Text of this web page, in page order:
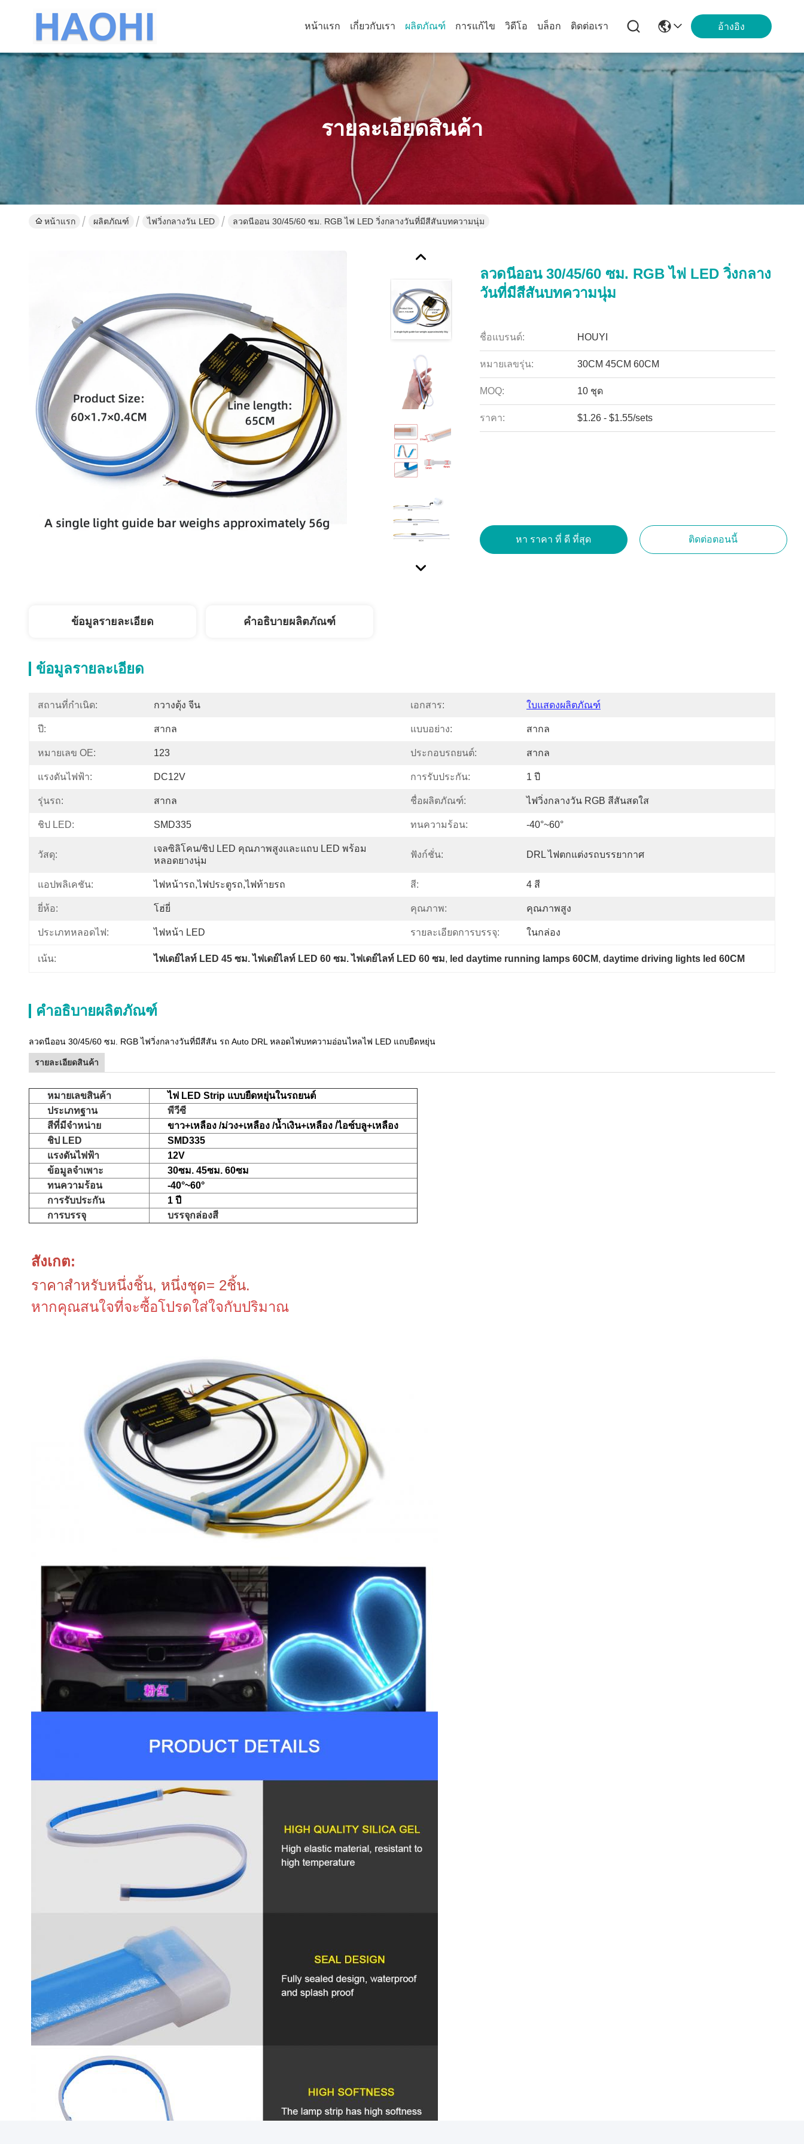
หน้าแรก เกี่ยวกับเรา ผลิตภัณฑ์ การแก้ไข วิดีโอ บล็อก ติดต่อเรา อ้างอิง
รายละเอียดสินค้า
หน้าแรก ผลิตภัณฑ์ ไฟวิ่งกลางวัน LED ลวดนีออน 30/45/60 ซม. RGB ไฟ LED วิ่งกลางวันที่มีสีสันบทความนุ่ม
ลวดนีออน 30/45/60 ซม. RGB ไฟ LED วิ่งกลาง
วันที่มีสีสันบทความนุ่ม
ชื่อแบรนด์: HOUYI
หมายเลขรุ่น: 30CM 45CM 60CM
MOQ: 10 ชุด
ราคา: $1.26 - $1.55/sets
หา ราคา ที่ ดี ที่สุด ติดต่อตอนนี้
ข้อมูลรายละเอียด คำอธิบายผลิตภัณฑ์
ข้อมูลรายละเอียด
สถานที่กำเนิด: กวางตุ้ง จีน เอกสาร: ใบแสดงผลิตภัณฑ์
ปี: สากล แบบอย่าง: สากล
หมายเลข OE: 123 ประกอบรถยนต์: สากล
แรงดันไฟฟ้า: DC12V การรับประกัน: 1 ปี
รุ่นรถ: สากล ชื่อผลิตภัณฑ์: ไฟวิ่งกลางวัน RGB สีสันสดใส
ชิป LED: SMD335 ทนความร้อน: -40°~60°
วัสดุ:
เจลซิลิโคน/ชิป LED คุณภาพสูงและแถบ LED พร้อม
หลอดยางนุ่ม
ฟังก์ชั่น: DRL ไฟตกแต่งรถบรรยากาศ
แอปพลิเคชัน: ไฟหน้ารถ,ไฟประตูรถ,ไฟท้ายรถ สี: 4 สี
ยี่ห้อ: โฮ่ยี่ คุณภาพ: คุณภาพสูง
ประเภทหลอดไฟ: ไฟหน้า LED รายละเอียดการบรรจุ: ในกล่อง
เน้น: ไฟเดย์ไลท์ LED 45 ซม. ไฟเดย์ไลท์ LED 60 ซม. ไฟเดย์ไลท์ LED 60 ซม, led daytime running lamps 60CM, daytime driving lights led 60CM
คำอธิบายผลิตภัณฑ์
ลวดนีออน 30/45/60 ซม. RGB ไฟวิ่งกลางวันที่มีสีสัน รถ Auto DRL หลอดไฟบทความอ่อนไหลไฟ LED แถบยืดหยุ่น
รายละเอียดสินค้า
หมายเลขสินค้า
ไฟ LED Strip แบบยืดหยุ่นในรถยนต์
ประเภทฐาน
พีวีซี
สีที่มีจำหน่าย
ขาว+เหลือง /ม่วง+เหลือง /น้ำเงิน+เหลือง /ไอซ์บลู+เหลือง
ชิป LED
SMD335
แรงดันไฟฟ้า
12V
ข้อมูลจำเพาะ
30ซม. 45ซม. 60ซม
ทนความร้อน
-40°~60°
การรับประกัน
1 ปี
การบรรจุ
บรรจุกล่องสี
สังเกต:
ราคาสำหรับหนึ่งชิ้น, หนึ่งชุด= 2ชิ้น.
หากคุณสนใจที่จะซื้อโปรดใส่ใจกับปริมาณ